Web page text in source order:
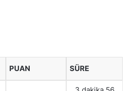
PUAN SÜRE